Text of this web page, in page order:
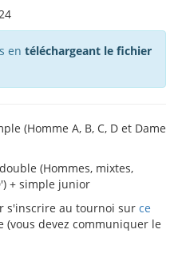
en téléchargeant le fichier
(Homme A, B, C, D et Dame
(Hommes, mixtes,
+ simple junior
s'inscrire au tournoi sur ce
(vous devez communiquer le